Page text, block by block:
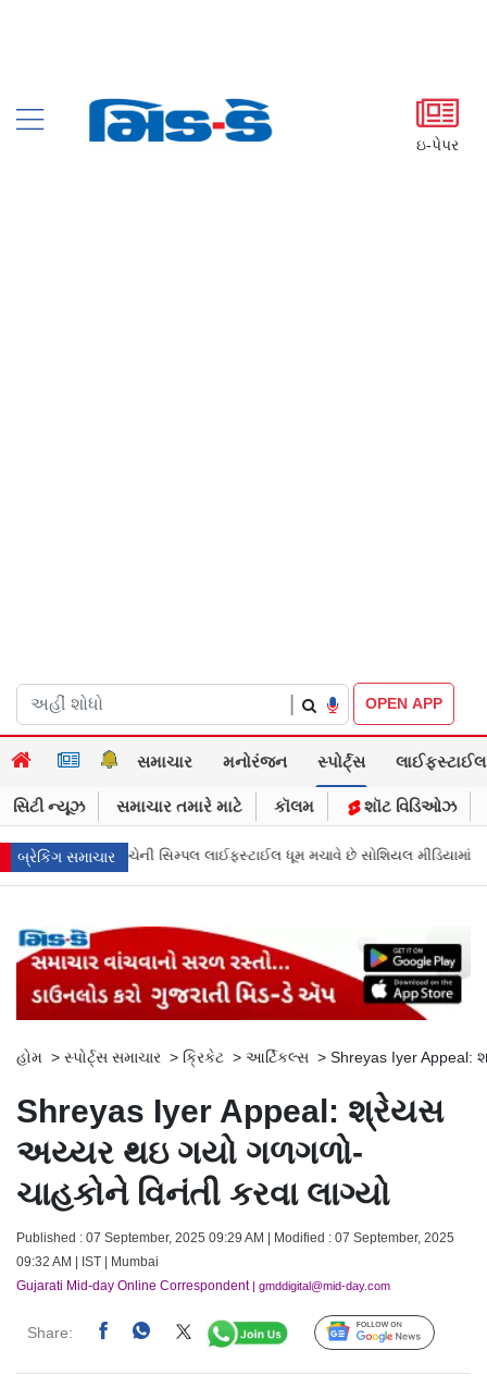
ઇ-પેપર
OPEN APP
સમાચાર મનોરંજન સ્પોર્ટ્સ લાઈફસ્ટાઈલ
સિટી ન્યૂઝ સમાચાર તમારે માટે કૉલમ શૉટ વિડિઓઝ
બ્રેકિંગ સમાચાર
ધૂમ મચાવે છે સોશિયલ મીડિયામાં માર્ક ઝુકરબર્ગે માની Metaની ભૂલ,
હોમ > સ્પોર્ટ્સ સમાચાર > ક્રિકેટ > આર્ટિકલ્સ > Shreyas Iyer Appeal:
Shreyas Iyer Appeal: શ્રેયસ
અય્યર થઇ ગયો ગળગળો-
ચાહકોને વિનંતી કરવા લાગ્યો
Published : 07 September, 2025 09:29 AM | Modified : 07 September, 2025
09:32 AM | IST | Mumbai
Gujarati Mid-day Online Correspondent| gmddigital@mid-day.com
Share: Follow Us